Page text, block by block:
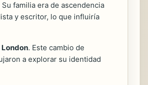
familia era de ascendencia
y escritor, lo que influiría
. Este cambio de
a explorar su identidad